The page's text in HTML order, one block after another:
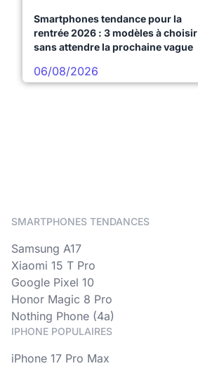
Smartphones tendance pour la
rentrée 2026 : 3 modèles à choisir
sans attendre la prochaine vague
06/08/2026
SMARTPHONES TENDANCES
Samsung A17
Xiaomi 15 T Pro
Google Pixel 10
Honor Magic 8 Pro
Nothing Phone (4a)
IPHONE POPULAIRES
iPhone 17 Pro Max